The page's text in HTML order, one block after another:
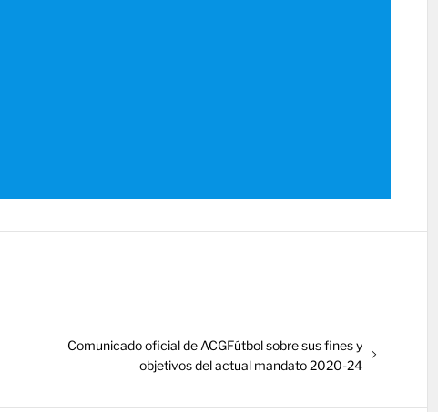
Entrada
Comunicado oficial de ACGFútbol sobre sus fines y
objetivos del actual mandato 2020-24